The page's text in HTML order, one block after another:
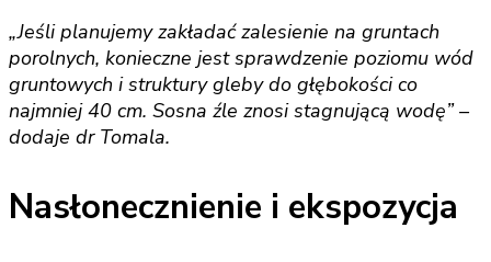
„Jeśli planujemy zakładać zalesienie na gruntach
porolnych, konieczne jest sprawdzenie poziomu wód
gruntowych i struktury gleby do głębokości co
najmniej 40 cm. Sosna źle znosi stagnującą wodę” –
dodaje dr Tomala.
Nasłonecznienie i ekspozycja